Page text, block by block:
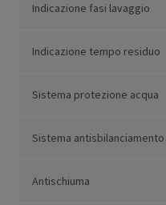
Indicazione fasi lavaggio
Indicazione tempo residuo
Sistema protezione acqua
Sistema antisbilanciamento
Antischiuma